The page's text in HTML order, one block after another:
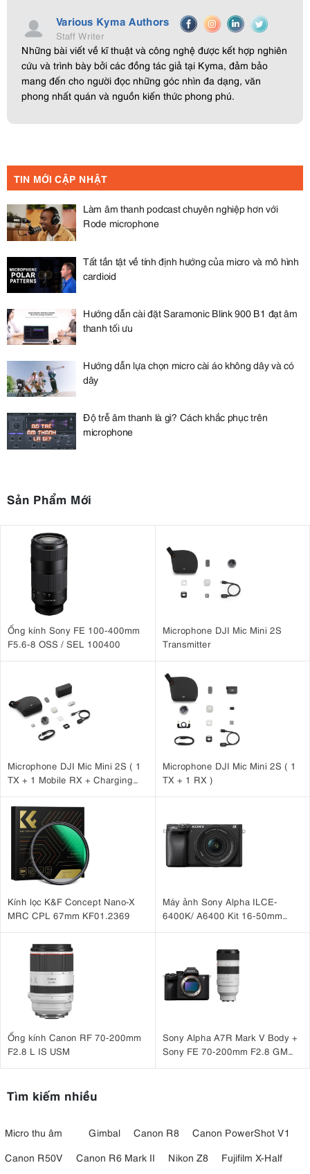
Various Kyma Authors
Staff Writer
Những bài viết về kĩ thuật và công nghệ được kết hợp nghiên
cứu và trình bày bởi các đồng tác giả tại Kyma, đảm bảo
mang đến cho người đọc những góc nhìn đa dạng, văn
phong nhất quán và nguồn kiến thức phong phú.
TIN MỚI CẬP NHẬT
Làm âm thanh podcast chuyên nghiệp hơn với
Rode microphone
Tất tần tật về tính định hướng của micro và mô hình
cardioid
Hướng dẫn cài đặt Saramonic Blink 900 B1 đạt âm
thanh tối ưu
Hướng dẫn lựa chọn micro cài áo không dây và có
dây
Độ trễ âm thanh là gì? Cách khắc phục trên
microphone
Sản Phẩm Mới
Ống kính Sony FE 100-400mm
F5.6-8 OSS / SEL 100400
Microphone DJI Mic Mini 2S
Transmitter
Microphone DJI Mic Mini 2S ( 1
TX + 1 Mobile RX + Charging
Microphone DJI Mic Mini 2S ( 1
TX + 1 RX )
Kính lọc K&F Concept Nano-X
MRC CPL 67mm KF01.2369
Máy ảnh Sony Alpha ILCE-
6400K/ A6400 Kit 16-50mm
Ống kính Canon RF 70-200mm
F2.8 L IS USM
Sony Alpha A7R Mark V Body +
Sony FE 70-200mm F2.8 GM
Tìm kiếm nhiều
Micro thu âm Gimbal Canon R8
Canon PowerShot V1
Canon R50V
Canon R6 Mark II Nikon Z8
Fujifilm X-Half